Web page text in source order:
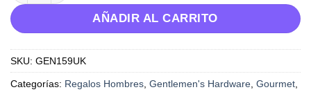
AÑADIR AL CARRITO
SKU: GEN159UK
Categorías: Regalos Hombres, Gentlemen's Hardware, Gourmet,